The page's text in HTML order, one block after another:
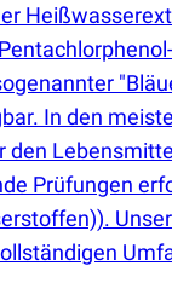
In den
Prüfungen